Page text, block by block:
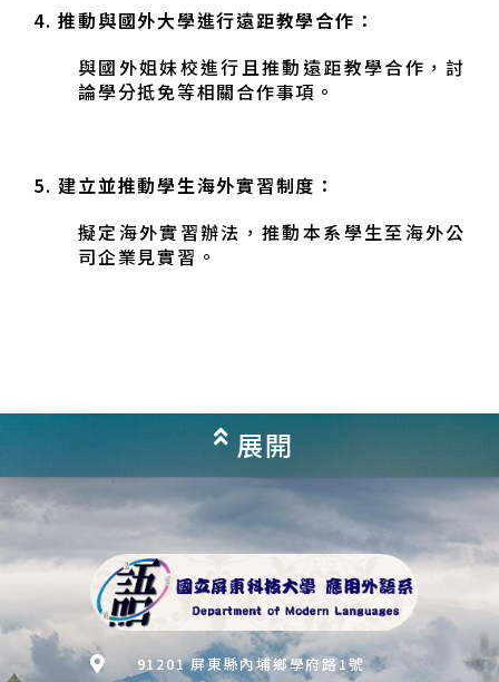
4.推動與國外大學進行遠距教學合作：
與國外姐妹校進行且推動遠距教學合作，討
論學分抵免等相關合作事項。
5. 建立並推動學生海外實習制度：
擬定海外實習辦法，推動本系學生至海外公
司企業見實習。
展開
91201 屏東縣內埔鄉學府路1號